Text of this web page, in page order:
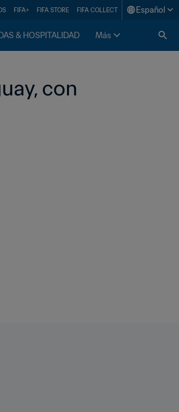
FIFA+ FIFA STORE FIFA COLLECT Español
& HOSPITALIDAD Más
con